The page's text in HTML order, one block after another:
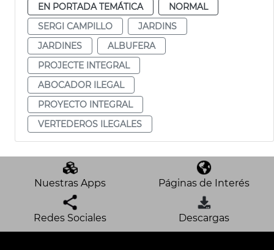
EN PORTADA TEMÁTICA
NORMAL
SERGI CAMPILLO
JARDINS
JARDINES
ALBUFERA
PROJECTE INTEGRAL
ABOCADOR ILEGAL
PROYECTO INTEGRAL
VERTEDEROS ILEGALES
Nuestras Apps Páginas de Interés
Redes Sociales Descargas